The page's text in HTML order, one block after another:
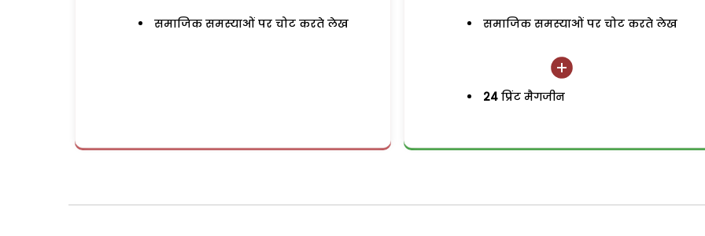
समाजिक समस्याओं पर चोट करते लेख समाजिक समस्याओं पर चोट करते लेख
24 प्रिंट मैगजीन